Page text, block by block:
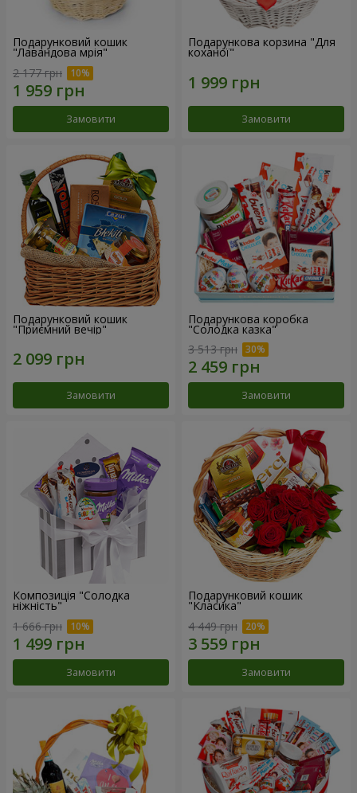
Подарунковий кошик
"Лавандова мрія"
2 177 грн
Замовити
Подарункова корзина "Для
коханої"
Замовити
Подарунковий кошик
"Приємний вечір"
Замовити
Подарункова коробка
"Солодка казка"
3 513 грн
Замовити
Композиція "Солодка
ніжність"
1 666 грн
Замовити
Подарунковий кошик
"Класика"
4 449 грн
Замовити